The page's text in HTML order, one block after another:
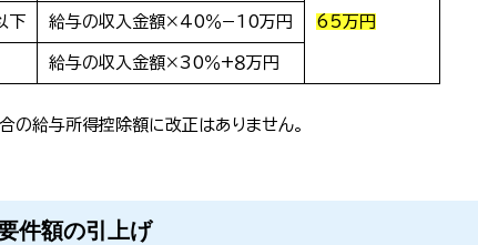
65万円
下 給与の収入金額×40％−10万円
給与の収入金額×30％+８万円
給与所得控除額に改正はありません。
件額の引上げ